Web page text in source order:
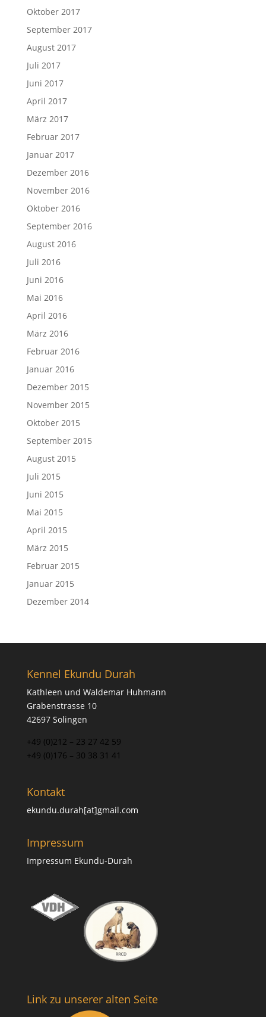
Oktober 2017
September 2017
August 2017
Juli 2017
Juni 2017
April 2017
März 2017
Februar 2017
Januar 2017
Dezember 2016
November 2016
Oktober 2016
September 2016
August 2016
Juli 2016
Juni 2016
Mai 2016
April 2016
März 2016
Februar 2016
Januar 2016
Dezember 2015
November 2015
Oktober 2015
September 2015
August 2015
Juli 2015
Juni 2015
Mai 2015
April 2015
März 2015
Februar 2015
Januar 2015
Dezember 2014
Kennel Ekundu Durah
Kathleen und Waldemar Huhmann
Grabenstrasse 10
42697 Solingen
+49 (0)212 – 23 27 42 59
+49 (0)176 – 30 38 31 41
Kontakt
ekundu.durah[at]gmail.com
Impressum
Impressum Ekundu-Durah
Link zu unserer alten Seite